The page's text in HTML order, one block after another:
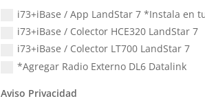
i73+iBase / App LandStar 7 *Instala en
i73+iBase / Colector HCE320 LandStar 7
i73+iBase / Colector LT700 LandStar 7
*Agregar Radio Externo DL6 Datalink
Aviso Privacidad